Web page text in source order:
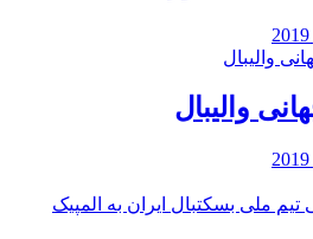
والیبال